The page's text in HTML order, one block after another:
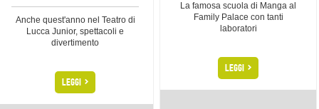
La famosa scuola di Manga al
Family Palace con tanti
laboratori
LEGGI >
Anche quest'anno nel Teatro di
Lucca Junior, spettacoli e
divertimento
LEGGI >